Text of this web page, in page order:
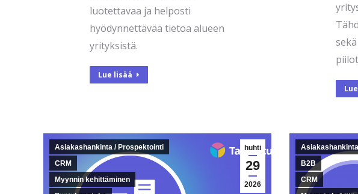
luotettavaa ja helposti
hyödynnettävää tietoa alueen
yrityksistä.
Lue lisää
huhti
29
2026
Asiakashankinta / Prospektointi
CRM
Myynnin kehittäminen
B2B
CRM